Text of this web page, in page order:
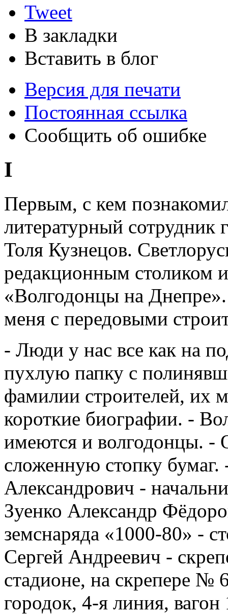
Tweet
В закладки
Вставить в блог
Версия для печати
Постоянная ссылка
Сообщить об ошибке
I
Первым, с кем
литературный сотрудник
Толя Кузнецов.
редакционным столиком
«Волгодонцы на
меня с передовыми
- Люди у нас все как на
пухлую папку с
фамилии строителей, их
короткие биографии. -
имеются и волгодонцы. -
сложенную стопку
Александрович -
Зуенко Александр
земснаряда «1000-80» -
Сергей Андреевич -
стадионе, на скрепере
городок, 4-я линия, вагон